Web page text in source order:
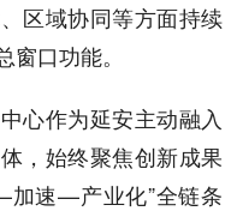
区域协同等方面持续
口功能。
心作为延安主动融入
，始终聚焦创新成果
加速—产业化”全链条